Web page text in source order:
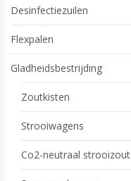
Desinfectiezuilen
Flexpalen
Gladheidsbestrijding
Zoutkisten
Strooiwagens
Co2-neutraal strooizout